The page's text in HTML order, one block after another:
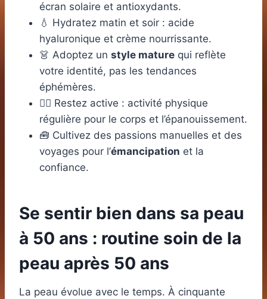
écran solaire et antioxydants.
💧 Hydratez matin et soir : acide
hyaluronique et crème nourrissante.
👗 Adoptez un style mature qui reflète
votre identité, pas les tendances
éphémères.
🏃‍♀️ Restez active : activité physique
régulière pour le corps et l’épanouissement.
🧰 Cultivez des passions manuelles et des
voyages pour l’émancipation et la
confiance.
Se sentir bien dans sa peau
à 50 ans : routine soin de la
peau après 50 ans
La peau évolue avec le temps. À cinquante